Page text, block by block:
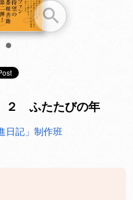
1
ふたたびの年
日記」制作班